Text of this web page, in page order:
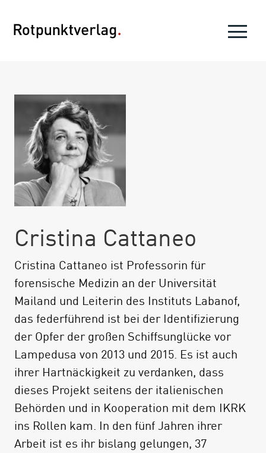
Cristina Cattaneo
Cristina Cattaneo ist Professorin für
forensische Medizin an der Universität
Mailand und Leiterin des Instituts Labanof,
das federführend ist bei der Identifizierung
der Opfer der großen Schiffsunglücke vor
Lampedusa von 2013 und 2015. Es ist auch
ihrer Hartnäckigkeit zu verdanken, dass
dieses Projekt seitens der italienischen
Behörden und in Kooperation mit dem IKRK
ins Rollen kam. In den fünf Jahren ihrer
Arbeit ist es ihr bislang gelungen, 37